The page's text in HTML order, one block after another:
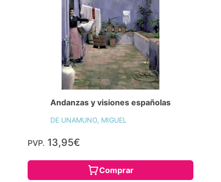
Andanzas y visiones españolas
DE UNAMUNO, MIGUEL
PVP. 13,95€
Comprar